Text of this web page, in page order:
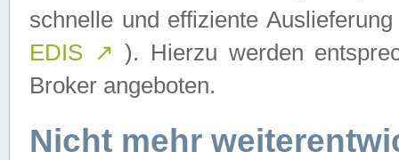
schnelle und effiziente
EDIS ↗ ). Hierzu werden
Broker angeboten.
Nicht mehr